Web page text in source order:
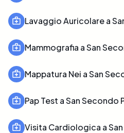
Lavaggio Auricolare a
Mammografia a San
Mappatura Nei a San
Pap Test a San Secondo
Visita Cardiologica a